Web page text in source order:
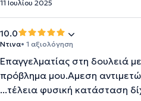
11 Ιουλίου 2025
10.0
Ντινα• 1 αξιολόγηση
Επαγγελματίας στη δουλειά
πρόβλημα μου.Αμεση
...τέλεια φυσική κατάσταση